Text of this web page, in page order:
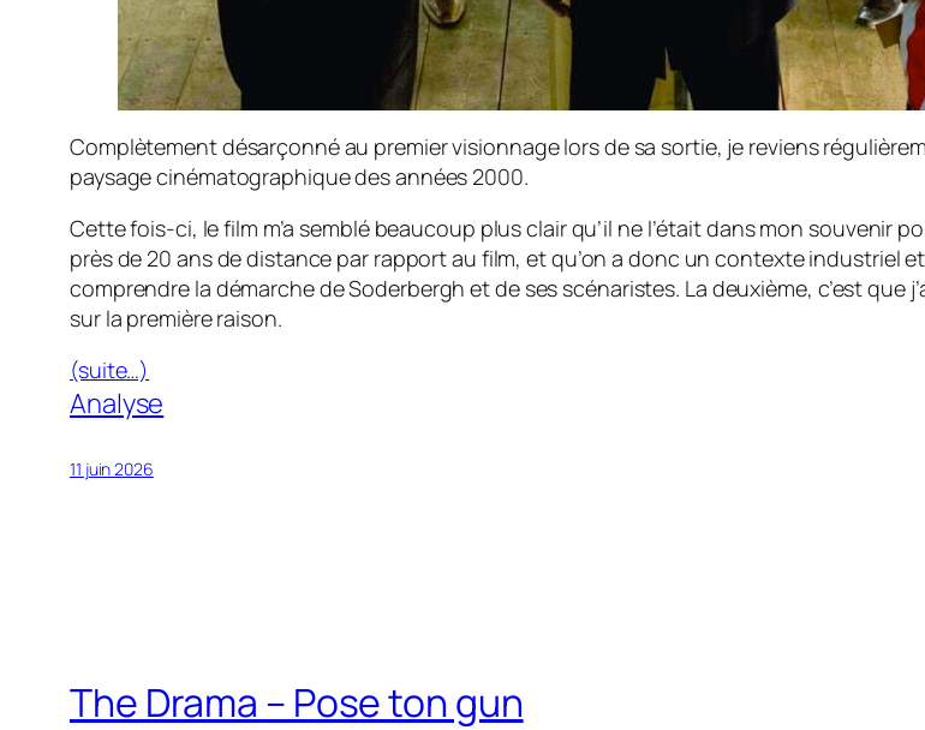
Complètement désarçonné au premier visionnage lors de sa sortie, je reviens
paysage cinématographique des années 2000.
Cette fois-ci, le film m’a semblé beaucoup plus clair qu’il ne l’était dans mon souvenir
près de 20 ans de distance par rapport au film, et qu’on a donc un contexte industriel
comprendre la démarche de Soderbergh et de ses scénaristes. La deuxième, c’est que
sur la première raison.
(suite…)
Analyse
11 juin 2026
The Drama – Pose ton gun